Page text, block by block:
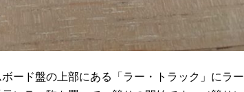
ード盤の上部にある「ラー・トラック」にラー